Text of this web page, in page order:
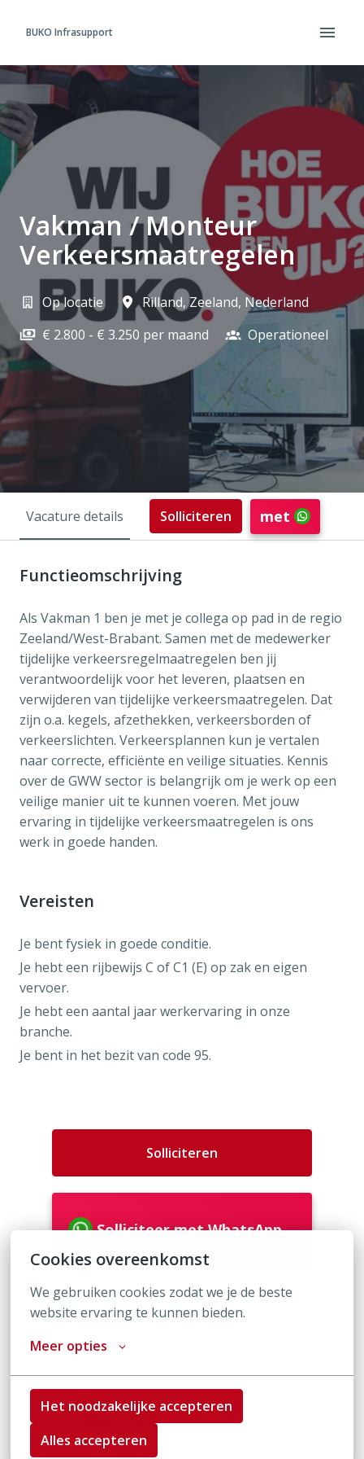
Cookies overeenkomst
We gebruiken cookies zodat we je de beste
website ervaring te kunnen bieden.
Meer opties
Het noodzakelijke accepteren
Alles accepteren
naarBUKO Infrasupport
Homepagina
Vakman / Monteur
Verkeersmaatregelen
Op locatie Rilland, Zeeland, Nederland
€ 2.800 - € 3.250 per maand
Operationeel
Vacature details Solliciteren met
Functieomschrijving
Als Vakman 1 ben je met je collega op pad in de regio
Zeeland/West-Brabant. Samen met de medewerker
tijdelijke verkeersregelmaatregelen ben jij
verantwoordelijk voor het leveren, plaatsen en
verwijderen van tijdelijke verkeersmaatregelen. Dat
zijn o.a. kegels, afzethekken, verkeersborden of
verkeerslichten. Verkeersplannen kun je vertalen
naar correcte, efficiënte en veilige situaties. Kennis
over de GWW sector is belangrijk om je werk op een
veilige manier uit te kunnen voeren. Met jouw
ervaring in tijdelijke verkeersmaatregelen is ons
werk in goede handen.
Vereisten
Je bent fysiek in goede conditie.
Je hebt een rijbewijs C of C1 (E) op zak en eigen
vervoer.
Je hebt een aantal jaar werkervaring in onze
branche.
Je bent in het bezit van code 95.
Solliciteren
Solliciteer met WhatsApp
of
Apply with Indeed
Solliciteren met WhatsApp